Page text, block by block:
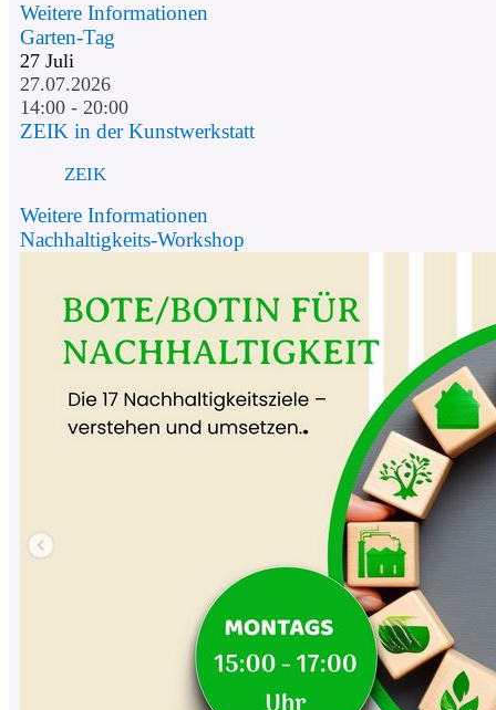
Weitere Informationen
Garten-Tag
27 Juli
27.07.2026
14:00 - 20:00
ZEIK in der Kunstwerkstatt
ZEIK
Weitere Informationen
Nachhaltigkeits-Workshop